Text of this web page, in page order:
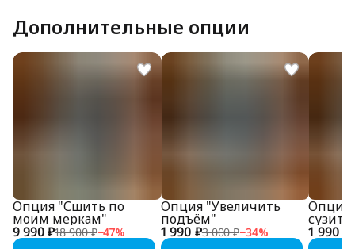
Дополнительные опции
9 990 ₽18 900 ₽−47%
Опция "Сшить по
моим меркам"
1 990 ₽3 000 ₽−34%
Опция "Увеличить
подъём"
1 990 ₽
Опция